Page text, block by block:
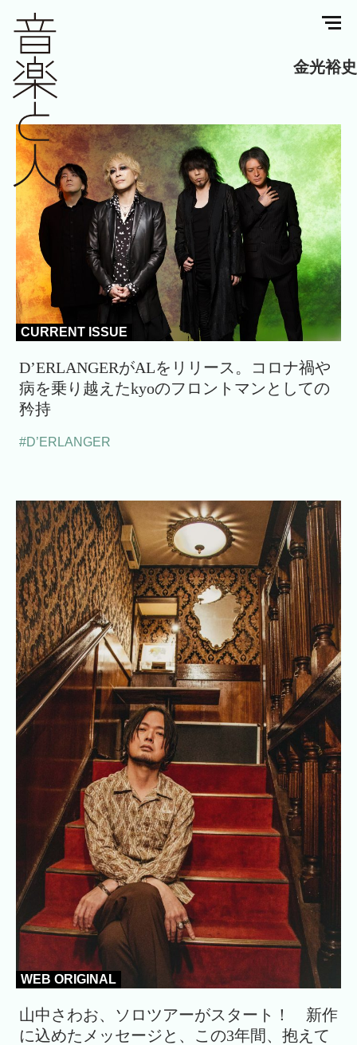
金光裕史
CURRENT ISSUE
D’ERLANGERがALをリリース。コロナ禍や
病を乗り越えたkyoのフロントマンとしての
矜持
#D’ERLANGER
WEB ORIGINAL
山中さわお、ソロツアーがスタート！ 新作
に込めたメッセージと、この3年間、抱えて